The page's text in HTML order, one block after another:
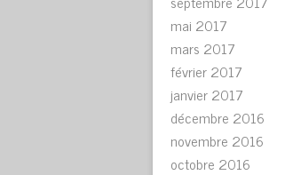
mai 2017
mars 2017
février 2017
janvier 2017
décembre 2016
novembre 2016
octobre 2016